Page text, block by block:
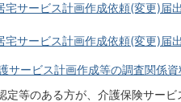
宅サービス計画作成依頼(変更)届
宅サービス計画作成依頼(変更)届
サービス計画作成等の調査関係
定等のある方が、介護保険サー